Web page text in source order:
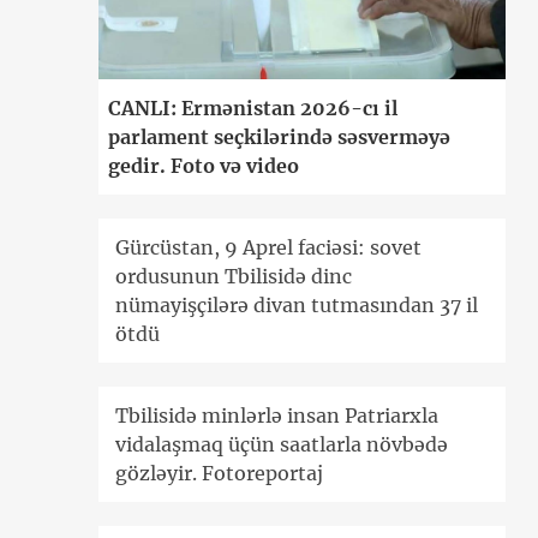
CANLI: Ermənistan 2026-cı il
parlament seçkilərində səsverməyə
gedir. Foto və video
Gürcüstan, 9 Aprel faciəsi: sovet
ordusunun Tbilisidə dinc
nümayişçilərə divan tutmasından 37 il
ötdü
Tbilisidə minlərlə insan Patriarxla
vidalaşmaq üçün saatlarla növbədə
gözləyir. Fotoreportaj